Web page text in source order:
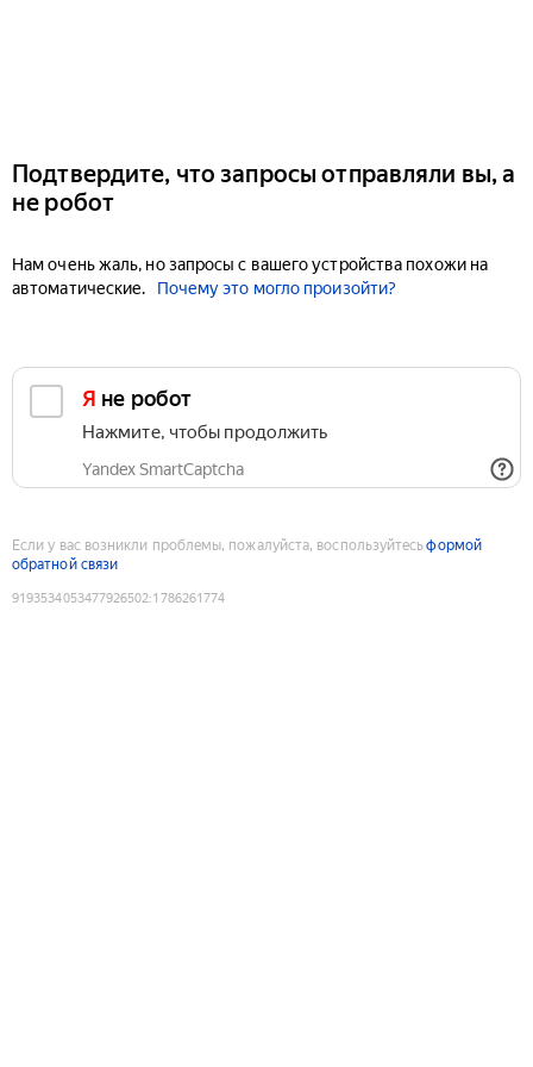
Подтвердите, что запросы отправляли вы, а
не робот
Нам очень жаль, но запросы с вашего устройства похожи на
автоматические.
Почему это могло произойти?
Я не робот
Нажмите, чтобы продолжить
Yandex SmartCaptcha
Если у вас возникли проблемы, пожалуйста, воспользуйтесьформой
обратной связи
9193534053477926502:1786261774